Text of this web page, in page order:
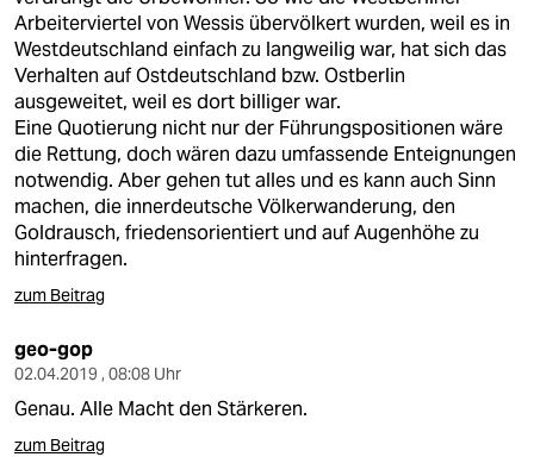
Arbeiterviertel von Wessis übervölkert wurden, weil es in
Westdeutschland einfach zu langweilig war, hat sich das
Verhalten auf Ostdeutschland bzw. Ostberlin
ausgeweitet, weil es dort billiger war.
Eine Quotierung nicht nur der Führungspositionen wäre
die Rettung, doch wären dazu umfassende Enteignungen
notwendig. Aber gehen tut alles und es kann auch Sinn
machen, die innerdeutsche Völkerwanderung, den
Goldrausch, friedensorientiert und auf Augenhöhe zu
hinterfragen.
zum Beitrag
geo-gop
02.04.2019 , 08:08 Uhr
Genau. Alle Macht den Stärkeren.
zum Beitrag